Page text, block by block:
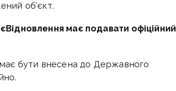
об'єкт.
має подавати офіційний
бути внесена до Державного